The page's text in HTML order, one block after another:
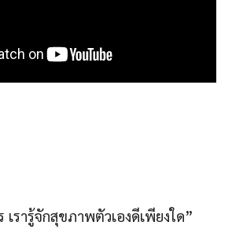
รารู้จักสุขภาพตัวเองดีเพียงใด”